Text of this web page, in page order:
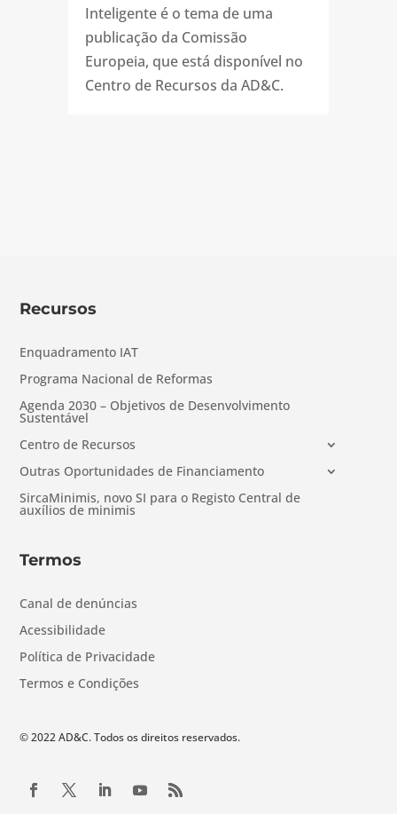
Inteligente é o tema de uma
publicação da Comissão
Europeia, que está disponível no
Centro de Recursos da AD&C.
Recursos
Enquadramento IAT
Programa Nacional de Reformas
Agenda 2030 – Objetivos de Desenvolvimento
Sustentável
Centro de Recursos
Outras Oportunidades de Financiamento
SircaMinimis, novo SI para o Registo Central de
auxílios de minimis
Termos
Canal de denúncias
Acessibilidade
Política de Privacidade
Termos e Condições
© 2022 AD&C. Todos os direitos reservados.